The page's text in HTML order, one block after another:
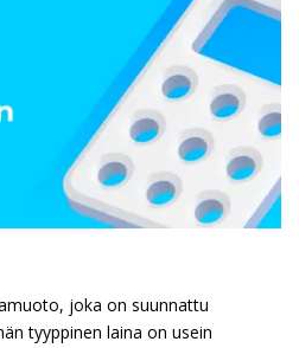
joka on suunnattu
tyyppinen laina on usein